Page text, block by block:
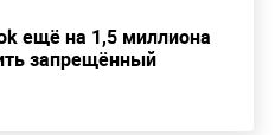
ещё на 1,5 миллиона
запрещённый